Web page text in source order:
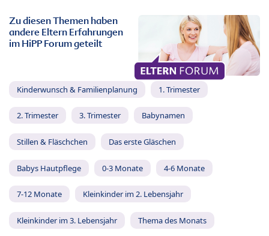
Zu diesen Themen haben
andere Eltern Erfahrungen
im HiPP Forum geteilt
Kinderwunsch & Familienplanung 1. Trimester
2. Trimester 3. Trimester Babynamen
Stillen & Fläschchen Das erste Gläschen
Babys Hautpflege 0-3 Monate 4-6 Monate
7-12 Monate Kleinkinder im 2. Lebensjahr
Kleinkinder im 3. Lebensjahr Thema des Monats